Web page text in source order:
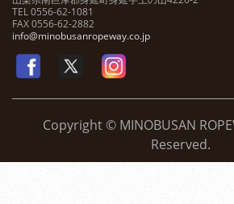
TEL 0556-62-1081
FAX 0556-62-2882
info@minobusanropeway.co.jp
Copyright © MINOBUSAN
Reserved.